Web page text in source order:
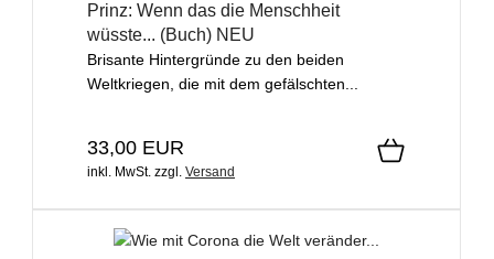
Prinz: Wenn das die Menschheit
wüsste... (Buch) NEU
Brisante Hintergründe zu den beiden
Weltkriegen, die mit dem gefälschten...
33,00 EUR
inkl. MwSt. zzgl. Versand